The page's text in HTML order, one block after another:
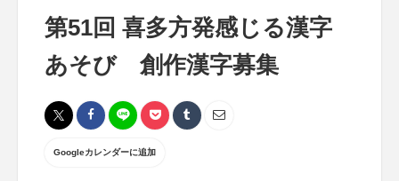
第51回 喜多方発感じる漢字
あそび 創作漢字募集
Googleカレンダーに追加